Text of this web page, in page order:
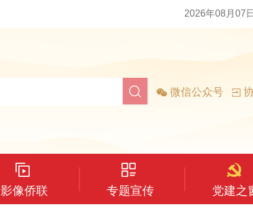
2026年08月07
微信公众号
影像侨联 专题宣传 党建之